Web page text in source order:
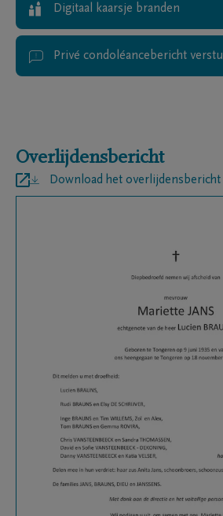
Digitaal kaarsje branden
Privé condoléancebericht
Overlijdensbericht
Download het